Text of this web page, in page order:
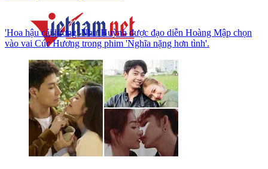
'Hoa hậu cải lương' Như Huỳnh được đạo diễn Hoàng Mập chọn
vào vai Cúc Hương trong phim 'Nghĩa nặng hơn tình'.